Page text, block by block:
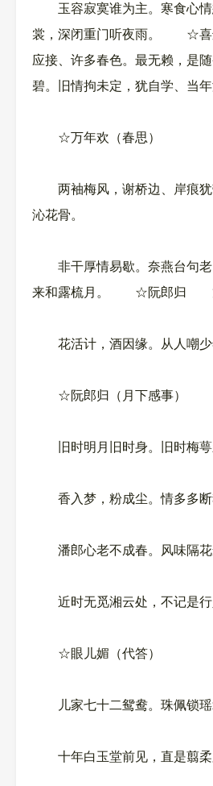
玉容寂寞谁为主。寒食心情
裳，深闭重门听夜雨。 ☆喜
应接、许多春色。最无赖，是
碧。旧情拘未定，犹自学、当
☆万年欢（春思）
两袖梅风，谢桥边、岸痕犹
沁花骨。
非干厚情易歇。奈燕台句老
来和露梳月。 ☆阮郎归 龙香
花活计，酒因缘。从人嘲少
☆阮郎归（月下感事）
旧时明月旧时身。旧时梅萼
香入梦，粉成尘。情多多断
潘郎心老不成春。风味隔花
近时无觅湘云处，不记是行
☆眼儿媚（代答）
儿家七十二鸳鸯。珠佩锁瑶
十年白玉堂前见，直是翦柔